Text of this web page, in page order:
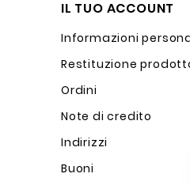
IL TUO ACCOUNT
Informazioni
Restituzione
Ordini
Note di credito
Indirizzi
Buoni